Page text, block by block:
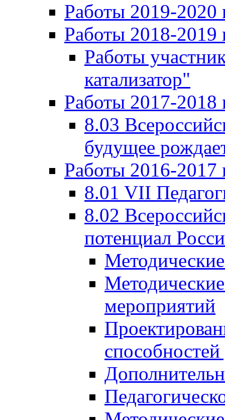
Работы 2019-2020
Работы 2018-2019
Работы
катализатор"
Работы 2017-2018
8.03
будущее
Работы 2016-2017
8.01 VII
8.02
потенциал
мероприятий